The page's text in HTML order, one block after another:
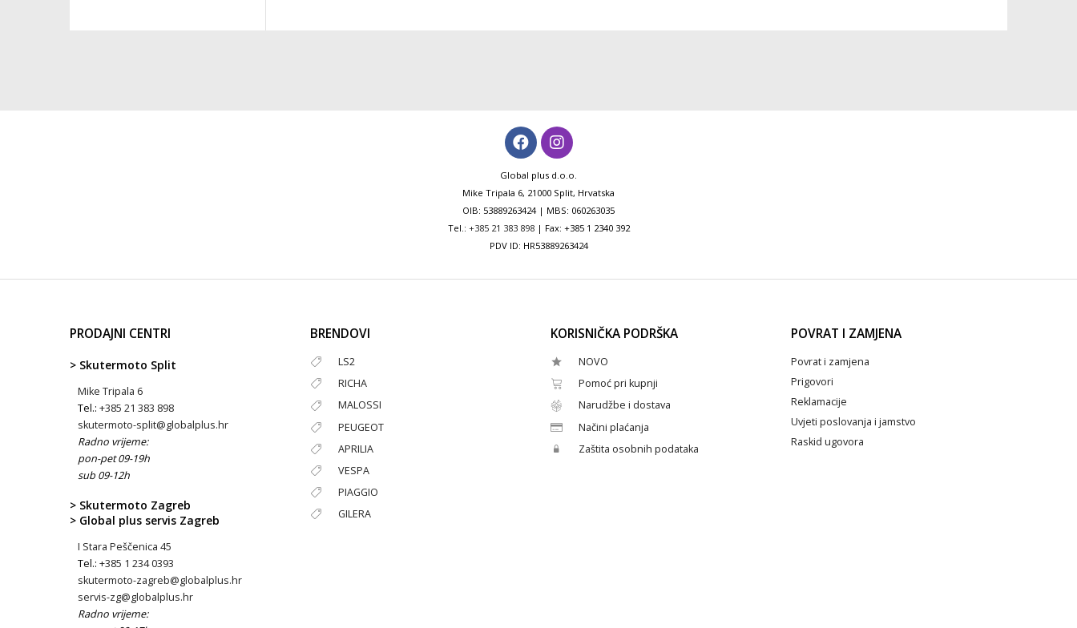
Global plus d.o.o.
Mike Tripala 6, 21000 Split, Hrvatska
OIB: 53889263424 | MBS: 060263035
Tel.: +385 21 383 898| Fax: +385 1 2340 392
PDV ID: HR53889263424
PRODAJNI CENTRI
> Skutermoto Split
Mike Tripala 6
Tel.: +385 21 383 898
skutermoto-split@globalplus.hr
Radno vrijeme:
pon-pet 09-19h
sub 09-12h
> Skutermoto Zagreb
> Global plus servis Zagreb
I Stara Peščenica 45
Tel.: +385 1 234 0393
skutermoto-zagreb@globalplus.hr
servis-zg@globalplus.hr
Radno vrijeme:
BRENDOVI
LS2
RICHA
MALOSSI
PEUGEOT
APRILIA
VESPA
PIAGGIO
GILERA
KORISNIČKA PODRŠKA
NOVO
Pomoć pri kupnji
Narudžbe i dostava
Načini plaćanja
Zaštita osobnih podataka
POVRAT I ZAMJENA
Povrat i zamjena
Prigovori
Reklamacije
Uvjeti poslovanja i jamstvo
Raskid ugovora